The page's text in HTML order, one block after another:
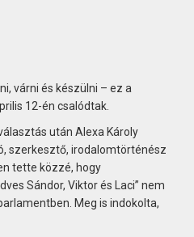
várni és készülni – ez a
12-én csalódtak.
után Alexa Károly
szerkesztő, irodalomtörténész
tette közzé, hogy
Sándor, Viktor és Laci” nem
Meg is indokolta,